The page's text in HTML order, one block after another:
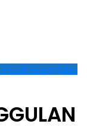
Pusat Keunggulan